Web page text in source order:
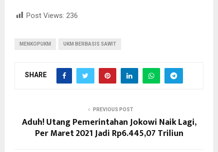
Post Views: 236
MENKOPUKM UKM BERBASIS SAWIT
SHARE
PREVIOUS POST
Aduh! Utang Pemerintahan Jokowi Naik Lagi,
Per Maret 2021 Jadi Rp6.445,07 Triliun